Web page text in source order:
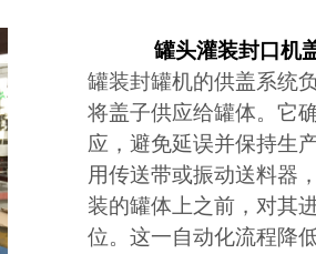
罐头灌装封口机
罐装封罐机的供盖系统
将盖子供应给罐体。它
应，避免延误并保持生
用传送带或振动送料器
装的罐体上之前，对其
位。这一自动化流程降